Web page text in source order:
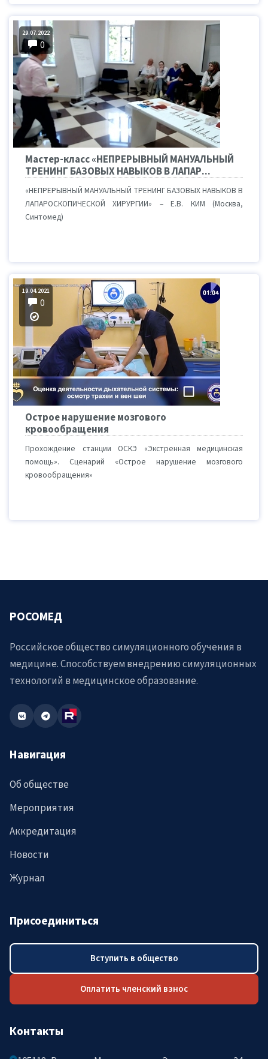
29.07.2022
0
Мастер-класс «НЕПРЕРЫВНЫЙ МАНУАЛЬНЫЙ
ТРЕНИНГ БАЗОВЫХ НАВЫКОВ В ЛАПАР...
«НЕПРЕРЫВНЫЙ МАНУАЛЬНЫЙ ТРЕНИНГ БАЗОВЫХ НАВЫКОВ В
ЛАПАРОСКОПИЧЕСКОЙ ХИРУРГИИ» – Е.В. КИМ (Москва,
Синтомед)
19.04.2021
0
Острое нарушение мозгового
кровообращения
Прохождение станции ОСКЭ «Экстренная медицинская
помощь». Сценарий «Острое нарушение мозгового
кровообращения»
РОСОМЕД
Российское общество симуляционного обучения в
медицине. Способствуем внедрению симуляционных
технологий в медицинское образование.
Навигация
Об обществе
Мероприятия
Аккредитация
Новости
Журнал
Присоединиться
Вступить в общество
Оплатить членский взнос
Контакты